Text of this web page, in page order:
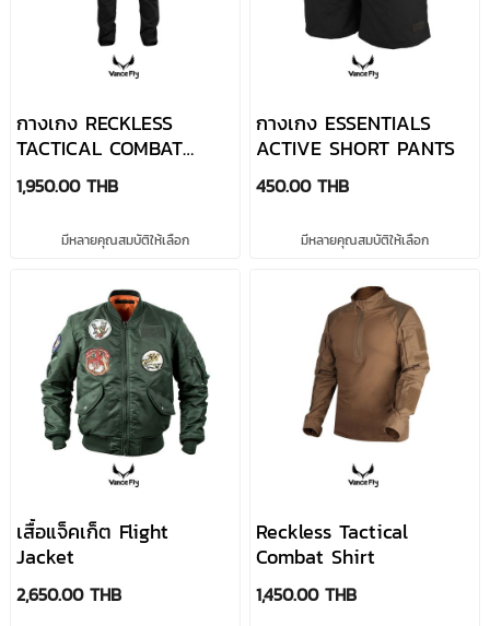
LEO WALLET
Crd Rapid
Neck ID Pouch
Rectangle Tool
Pouch
Pouch
Pouch
Pouch
Reticulum
Slim Backpack
Schnel Battle
Hybrid
Briefcase
Ba...
Muto Urban
Mini Bag
Helmat
Support Strap
O.T.A Chest
Bag
Hybrid
YKK TITAN
BELT
TAD URBAN
TACTICAL
Nico Pure
Mask + Neck
Multi Tactical
PLASTIC
WATER
กางเกง RECKLESS
TACTICAL COMBAT
PANTS
1,950.00 THB
มีหลายคุณสมบัติให้เลือก
กางเกง ESSENTIALS
ACTIVE SHORT PANTS
450.00 THB
มีหลายคุณสมบัติให้เลือก
เสื้อแจ็คเก็ต Flight
Jacket
2,650.00 THB
Reckless Tactical
Combat Shirt
1,450.00 THB